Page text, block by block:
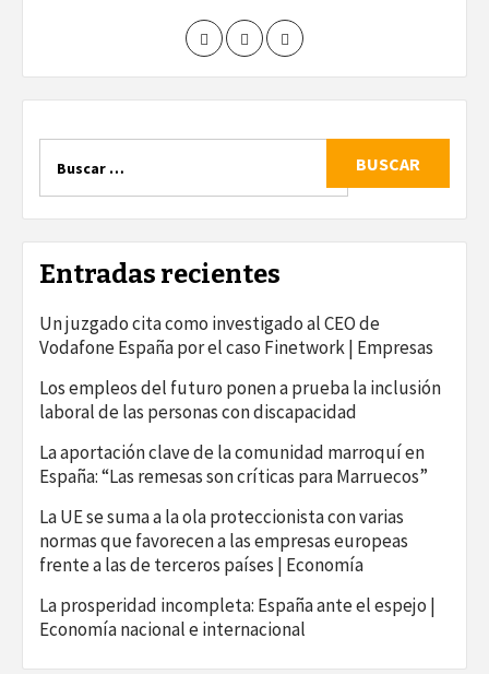
Entradas recientes
Un juzgado cita como investigado al CEO de
Vodafone España por el caso Finetwork | Empresas
Los empleos del futuro ponen a prueba la inclusión
laboral de las personas con discapacidad
La aportación clave de la comunidad marroquí en
España: “Las remesas son críticas para Marruecos”
La UE se suma a la ola proteccionista con varias
normas que favorecen a las empresas europeas
frente a las de terceros países | Economía
La prosperidad incompleta: España ante el espejo |
Economía nacional e internacional